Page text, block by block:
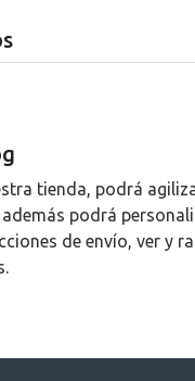
tienda, podrá
podrá
de envío, ver y